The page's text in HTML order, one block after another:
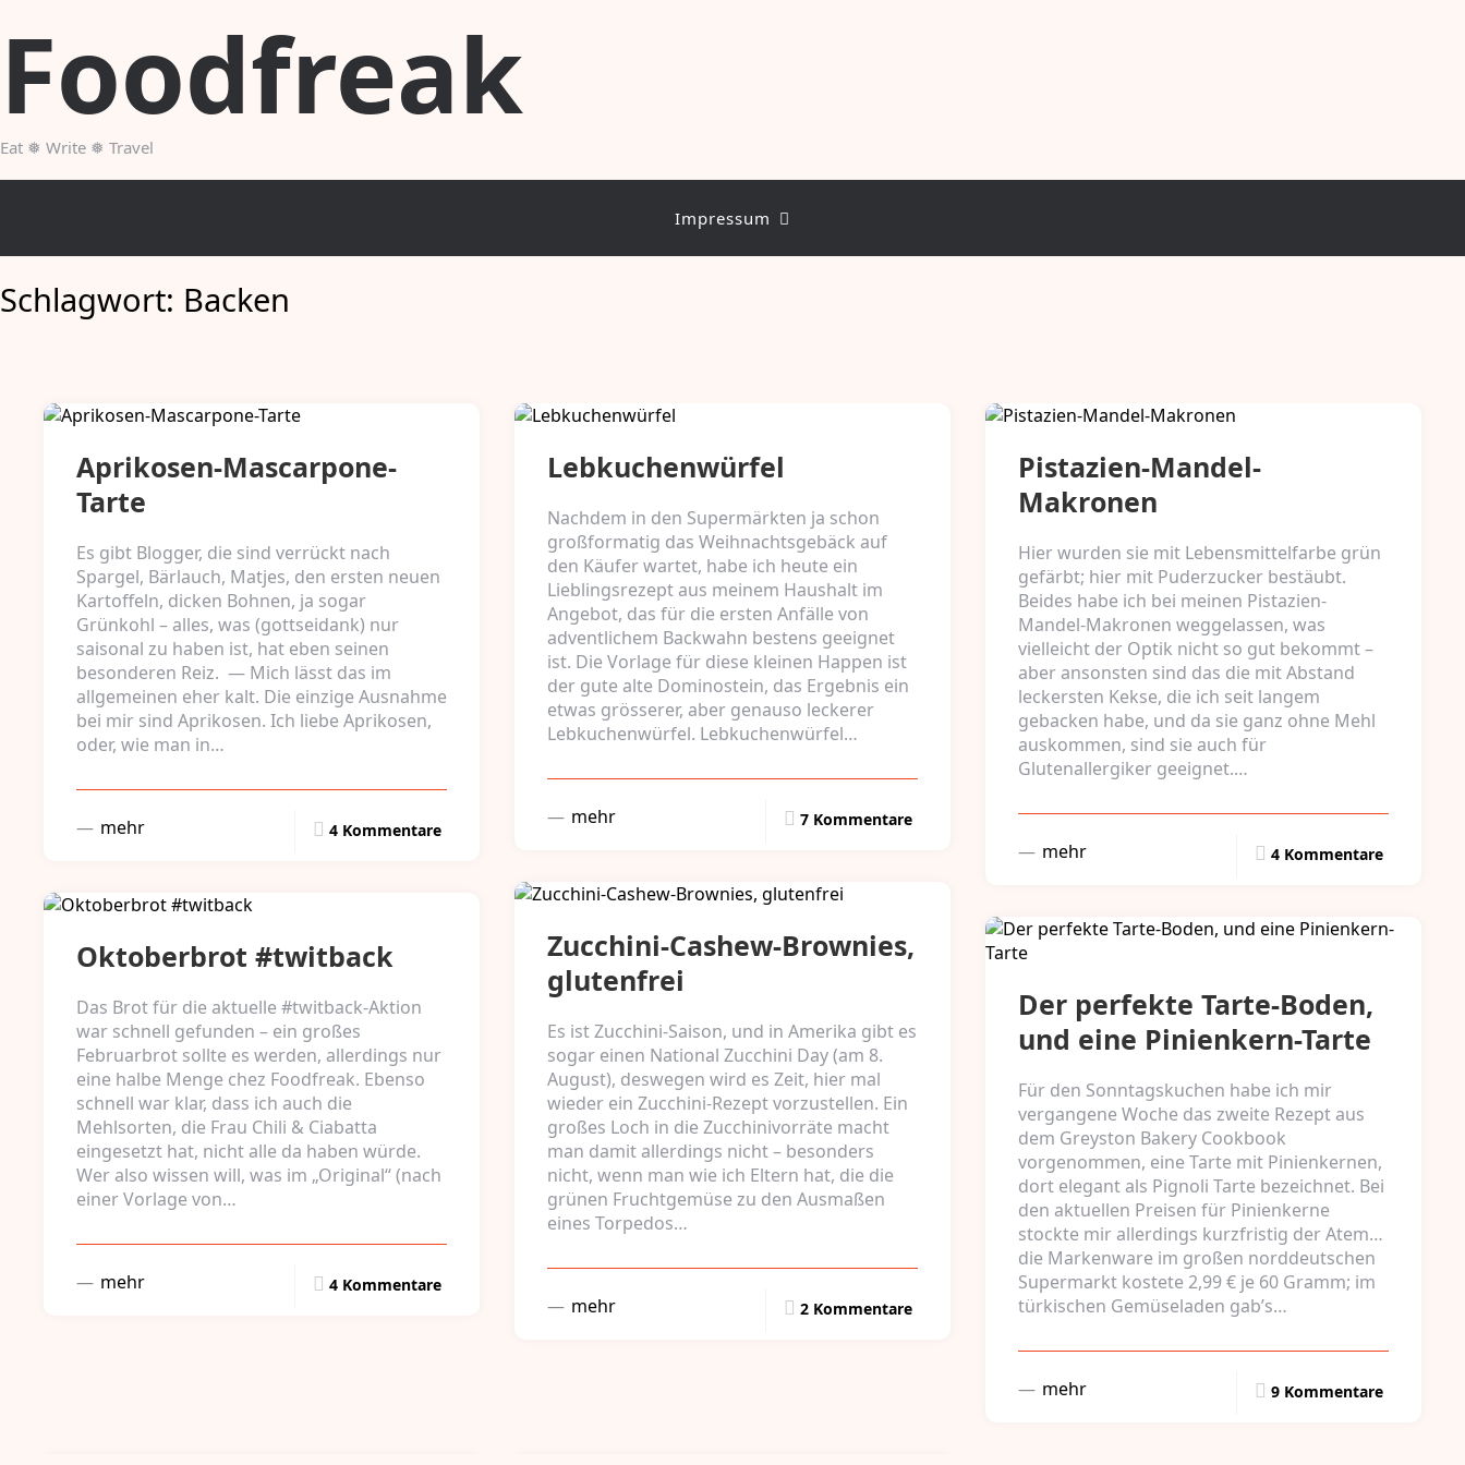
to
content
Foodfreak
Eat ❅ Write ❅ Travel
Impressum
Schlagwort: Backen
Aprikosen-Mascarpone-
Tarte
Es gibt Blogger, die sind verrückt nach
Spargel, Bärlauch, Matjes, den ersten neuen
Kartoffeln, dicken Bohnen, ja sogar
Grünkohl – alles, was (gottseidank) nur
saisonal zu haben ist, hat eben seinen
besonderen Reiz. — Mich lässt das im
allgemeinen eher kalt. Die einzige Ausnahme
bei mir sind Aprikosen. Ich liebe Aprikosen,
oder, wie man in…
mehr 4 Kommentare
Oktoberbrot #twitback
Das Brot für die aktuelle #twitback-Aktion
war schnell gefunden – ein großes
Februarbrot sollte es werden, allerdings nur
eine halbe Menge chez Foodfreak. Ebenso
schnell war klar, dass ich auch die
Mehlsorten, die Frau Chili & Ciabatta
eingesetzt hat, nicht alle da haben würde.
Wer also wissen will, was im „Original“ (nach
einer Vorlage von…
mehr 4 Kommentare
Lebkuchenwürfel
Nachdem in den Supermärkten ja schon
großformatig das Weihnachtsgebäck auf
den Käufer wartet, habe ich heute ein
Lieblingsrezept aus meinem Haushalt im
Angebot, das für die ersten Anfälle von
adventlichem Backwahn bestens geeignet
ist. Die Vorlage für diese kleinen Happen ist
der gute alte Dominostein, das Ergebnis ein
etwas grösserer, aber genauso leckerer
Lebkuchenwürfel. Lebkuchenwürfel…
mehr 7 Kommentare
Zucchini-Cashew-Brownies,
glutenfrei
Es ist Zucchini-Saison, und in Amerika gibt es
sogar einen National Zucchini Day (am 8.
August), deswegen wird es Zeit, hier mal
wieder ein Zucchini-Rezept vorzustellen. Ein
großes Loch in die Zucchinivorräte macht
man damit allerdings nicht – besonders
nicht, wenn man wie ich Eltern hat, die die
grünen Fruchtgemüse zu den Ausmaßen
eines Torpedos…
mehr 2 Kommentare
Pistazien-Mandel-
Makronen
Hier wurden sie mit Lebensmittelfarbe grün
gefärbt; hier mit Puderzucker bestäubt.
Beides habe ich bei meinen Pistazien-
Mandel-Makronen weggelassen, was
vielleicht der Optik nicht so gut bekommt –
aber ansonsten sind das die mit Abstand
leckersten Kekse, die ich seit langem
gebacken habe, und da sie ganz ohne Mehl
auskommen, sind sie auch für
Glutenallergiker geeignet.…
mehr 4 Kommentare
Der perfekte Tarte-Boden,
und eine Pinienkern-Tarte
Für den Sonntagskuchen habe ich mir
vergangene Woche das zweite Rezept aus
dem Greyston Bakery Cookbook
vorgenommen, eine Tarte mit Pinienkernen,
dort elegant als Pignoli Tarte bezeichnet. Bei
den aktuellen Preisen für Pinienkerne
stockte mir allerdings kurzfristig der Atem…
die Markenware im großen norddeutschen
Supermarkt kostete 2,99 € je 60 Gramm; im
türkischen Gemüseladen gab’s…
mehr 9 Kommentare